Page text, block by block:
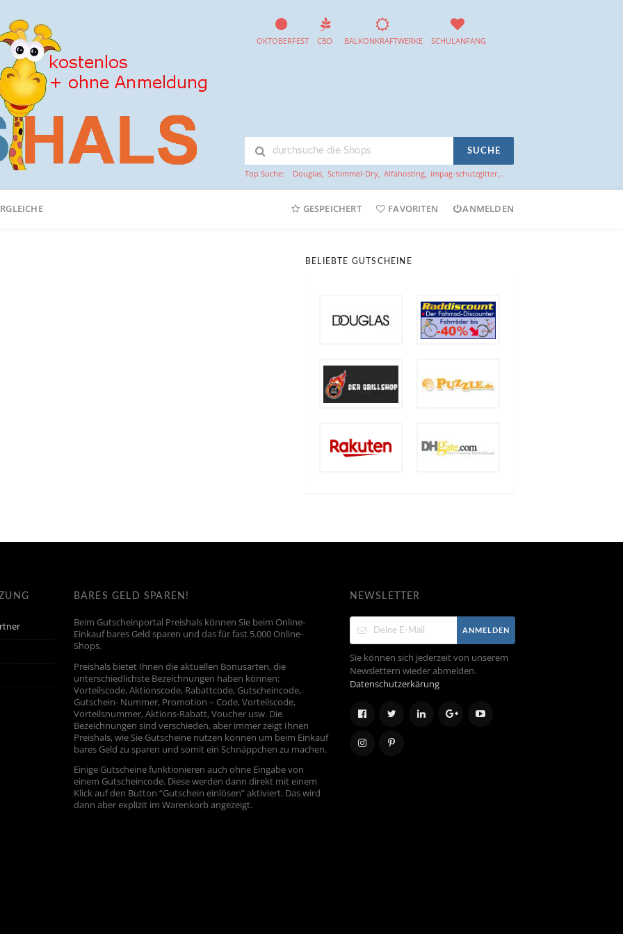
OKTOBERFEST CBD BALKONKRAFTWERKE SCHULANFANG
SUCHE
Top Suche: Douglas, Schimmel-Dry, Alfahosting, impag-schutzgitter,...
GESPEICHERT FAVORITEN ANMELDEN
BELIEBTE GUTSCHEINE
BARES GELD SPAREN!
Beim Gutscheinportal Preishals können Sie beim Online-
Einkauf bares Geld sparen und das für fast 5.000 Online-
Shops.
Preishals bietet Ihnen die aktuellen Bonusarten, die
unterschiedlichste Bezeichnungen haben können:
Vorteilscode, Aktionscode, Rabattcode, Gutscheincode,
Gutschein- Nummer, Promotion – Code, Vorteilscode,
Vorteilsnummer, Aktions-Rabatt, Voucher usw. Die
Bezeichnungen sind verschieden, aber immer zeigt Ihnen
Preishals, wie Sie Gutscheine nutzen können um beim Einkauf
bares Geld zu sparen und somit ein Schnäppchen zu machen.
Einige Gutscheine funktionieren auch ohne Eingabe von
einem Gutscheincode. Diese werden dann direkt mit einem
Klick auf den Button “Gutschein einlösen” aktiviert. Das wird
dann aber explizit im Warenkorb angezeigt.
NEWSLETTER
ANMELDEN
Sie können sich jederzeit von unserem
Newslettern wieder abmelden.
Datenschutzerkärung